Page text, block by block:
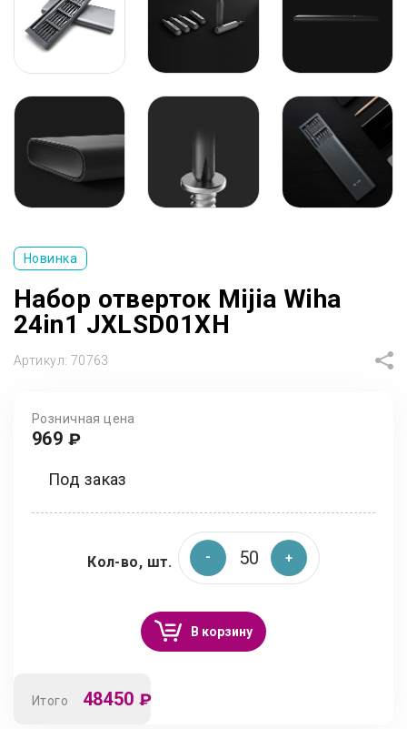
Новинка
Набор отверток Mijia Wiha
24in1 JXLSD01XH
Артикул: 70763
Розничная цена
969 ₽
Под заказ
Кол-во, шт.
В корзину
Итого 48450 ₽